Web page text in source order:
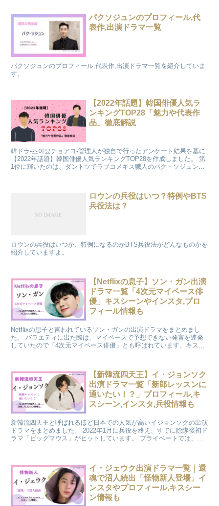
パクソジュンのプロフィール,代
表作,出演ドラマ一覧
パクソジュンのプロフィール,代表作,出演ドラマ一覧を紹介していま
す。
【2022年話題】韓国俳優人気ラ
ンキングTOP28「魅力や代表作
品」徹底解説
韓ドラ-초아요チョアヨ-管理人が独自で行ったアンケート結果を基に
【2022年話題】韓国俳優人気ランキングTOP28を作成しました。 第
1位に輝いたのは、ダントツでラブコメキス職人のパク・ソジュンで
ロウンの兵役はいつ？特例やBTS
兵役法は？
ロウンの兵役はいつか、特例になるのかBTS兵役法がどんなものかを
紹介していますよ。
【Netflixの息子】ソン・ガン出演
ドラマ一覧「4次元マイペース俳
優」キスシーンやインスタ,プロ
フィール情報も
Netflixの息子と言われているソン・ガンの出演ドラマをまとめまし
た。 バラエティに出た際は、マイペースで予想できない発言を連発
していたので「4次元マイペース俳優」とも呼ばれています。キスシ
【新韓流四天王】イ・ジョンソク
出演ドラマ一覧「新郎レッスンに
通いたい！？」プロフィール,キ
スシーン,インスタ,兵役情報も
新韓流四天王と呼ばれるほど日本での人気が高いイジョンソクの出演
ドラマをまとめました。 2022年1月に兵役を終え、すでに除隊後初ド
ラマ「ビッグマウス」がヒットしています。 プライベートでは、長
イ・ジェウク出演ドラマ一覧｜還
魂で沼人続出「怪物新人登場」イ
ンスタやプロフィール,キスシー
ン情報も